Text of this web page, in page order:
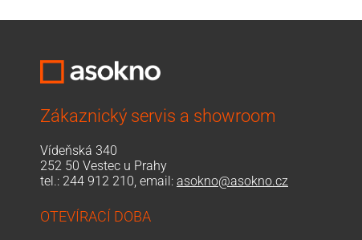
Zákaznický servis a showroom
Vídeňská 340
252 50 Vestec u Prahy
tel.: 244 912 210, email: asokno@asokno.cz
OTEVÍRACÍ DOBA